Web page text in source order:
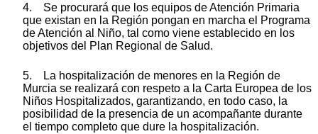
4. Se procurará que los equipos de Atención Primaria
que existan en la Región pongan en marcha el Programa
de Atención al Niño, tal como viene establecido en los
objetivos del Plan Regional de Salud.
5. La hospitalización de menores en la Región de
Murcia se realizará con respeto a la Carta Europea de los
Niños Hospitalizados, garantizando, en todo caso, la
posibilidad de la presencia de un acompañante durante
el tiempo completo que dure la hospitalización.